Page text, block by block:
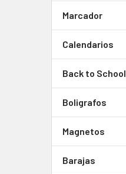
Marcador
Calendarios
Back to School
Boligrafos
Magnetos
Barajas